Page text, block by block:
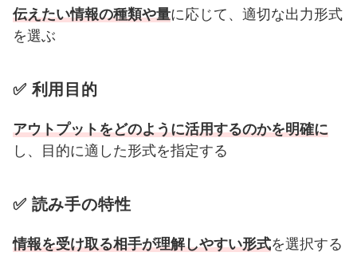
伝えたい情報の種類や量に応じて、適切な出力形式
を選ぶ
✅ 利用目的
アウトプットをどのように活用するのかを明確に
し、目的に適した形式を指定する
✅ 読み手の特性
情報を受け取る相手が理解しやすい形式を選択する